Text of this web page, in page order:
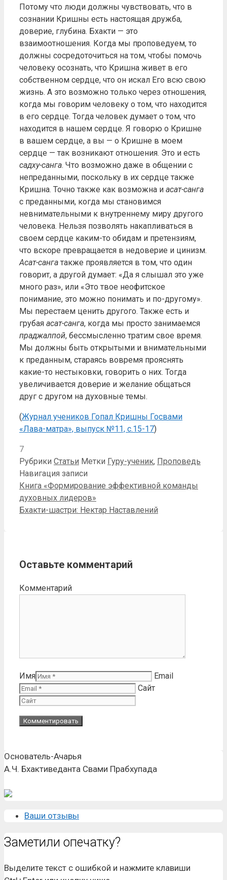
Потому что люди должны чувствовать, что в
сознании Кришны есть настоящая дружба,
доверие, глубина. Бхакти — это
взаимоотношения. Когда мы проповедуем, то
должны сосредоточиться на том, чтобы помочь
человеку осознать, что Кришна живет в его
собственном сердце, что он искал Его всю свою
жизнь. А это возможно только через отношения,
когда мы говорим человеку о том, что находится
в его сердце. Тогда человек думает о том, что
находится в нашем сердце. Я говорю о Кришне
в вашем сердце, а вы — о Кришне в моем
сердце — так возникают отношения. Это и есть
садху-санга. Что возможно даже в общении с
непреданными, поскольку в их сердце также
Кришна. Точно также как возможна и асат-санга
с преданными, когда мы становимся
невнимательными к внутреннему миру другого
человека. Нельзя позволять накапливаться в
своем сердце каким-то обидам и претензиям,
что вскоре превращается в недоверие и цинизм.
Асат-санга также проявляется в том, что один
говорит, а другой думает: «Да я слышал это уже
много раз», или «Это твое неофитское
понимание, это можно понимать и по-другому».
Мы перестаем ценить другого. Также есть и
грубая асат-санга, когда мы просто занимаемся
праджалпой, бессмысленно тратим свое время.
Мы должны быть открытыми и внимательными
к преданным, стараясь вовремя прояснять
какие-то нестыковки, говорить о них. Тогда
увеличивается доверие и желание общаться
друг с другом на духовные темы.
(Журнал учеников Гопал Кришны Госвами
«Лава-матра», выпуск №11, с.15-17)
7
Рубрики Статьи Метки Гуру-ученик, Проповедь
Навигация записи
Книга «Формирование эффективной команды
духовных лидеров»
Бхакти-шастри: Нектар Наставлений
Оставьте комментарий
Комментарий
Имя
Email
Сайт
Основатель-Ачарья
А.Ч. Бхактиведанта Свами Прабхупада
Ваши отзывы
Заметили опечатку?
Выделите текст с ошибкой и нажмите клавиши